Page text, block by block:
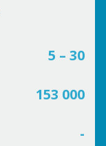
5 – 30
153 000
-